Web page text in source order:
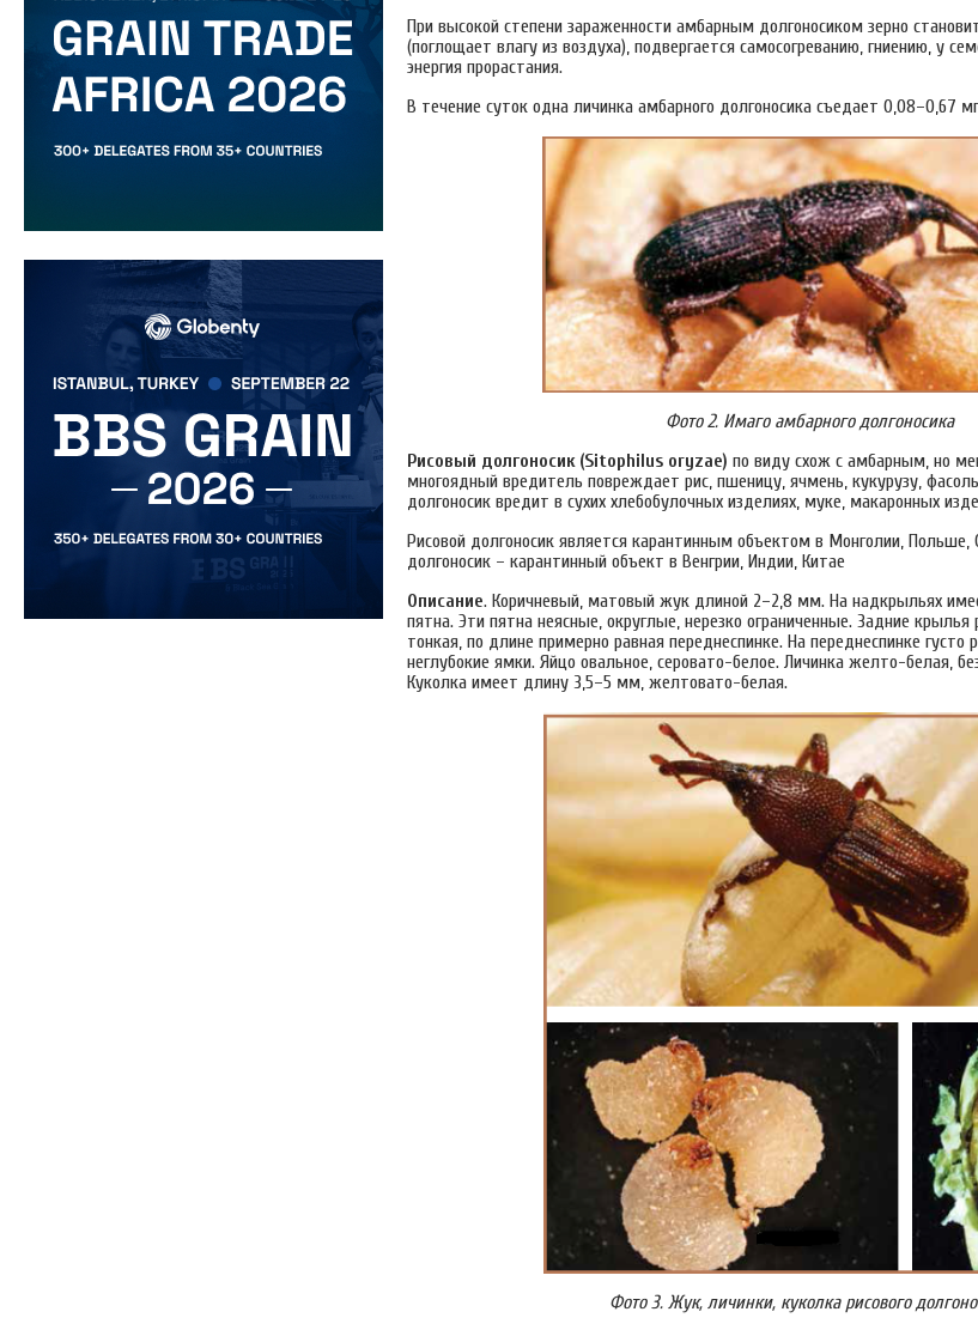
При высокой степени зараженности амбарным долгоносиком зерно
(поглощает влагу из воздуха), подвергается самосогреванию, гниению, у
энергия прорастания.
В течение суток одна личинка амбарного долгоносика съедает 0,08–0,67
Фото 2. Имаго амбарного долгоносика
Рисовый долгоносик (Sitophilus oryzae) по виду схож с амбарным, но
многоядный вредитель повреждает рис, пшеницу, ячмень, кукурузу,
долгоносик вредит в сухих хлебобулочных изделиях, муке, макаронных
Рисовой долгоносик является карантинным объектом в Монголии, Польше,
долгоносик – карантинный объект в Венгрии, Индии, Китае
Описание. Коричневый, матовый жук длиной 2–2,8 мм. На надкрыльях
пятна. Эти пятна неясные, округлые, нерезко ограниченные. Задние крылья
тонкая, по длине примерно равная переднеспинке. На переднеспинке густо
неглубокие ямки. Яйцо овальное, серовато-белое. Личинка желто-белая,
Куколка имеет длину 3,5–5 мм, желтовато-белая.
Фото 3. Жук, личинки, куколка рисового